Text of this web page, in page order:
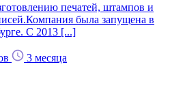
печатей, штампов и
была запущена в
С 2013 [...]
3 месяца